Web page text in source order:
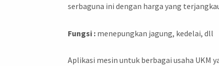
serbaguna ini dengan harga yang
Fungsi : menepungkan jagung, kedelai, dll
Aplikasi mesin untuk berbagai usaha UKM